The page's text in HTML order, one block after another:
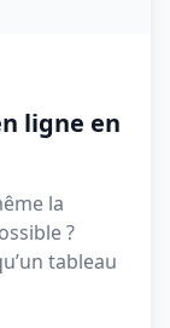
ligne en
la
?
tableau